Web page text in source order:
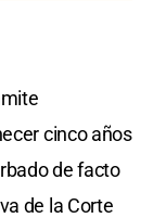
cinco años
de facto
de la Corte